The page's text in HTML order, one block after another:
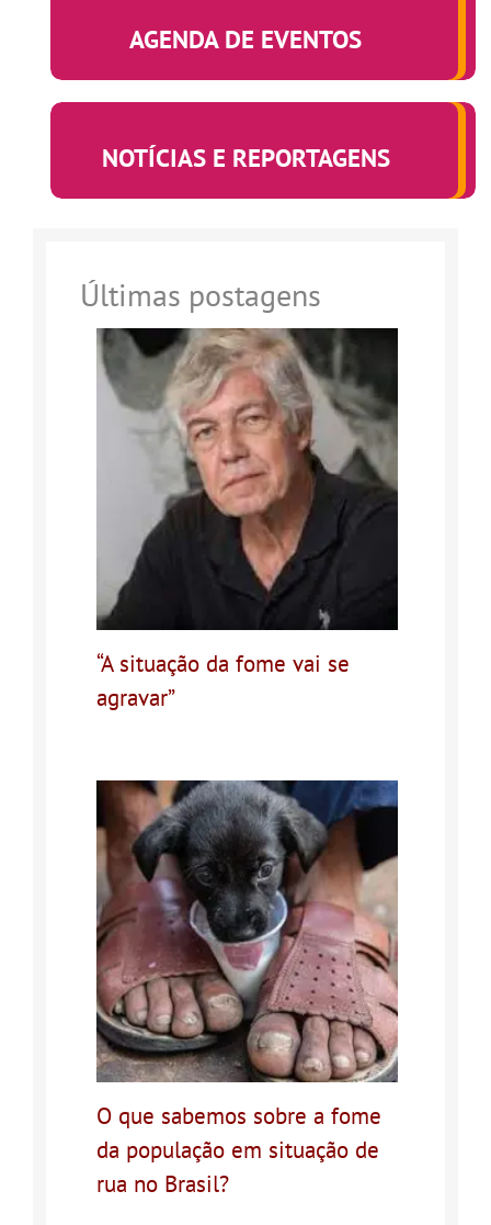
AGENDA DE EVENTOS
NOTÍCIAS E REPORTAGENS
Últimas postagens
“A situação da fome vai se
agravar”
O que sabemos sobre a fome
da população em situação de
rua no Brasil?